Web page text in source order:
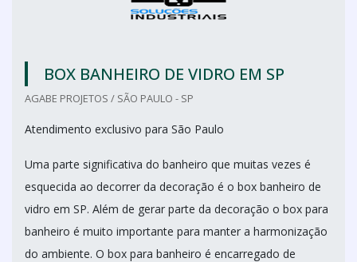
BOX BANHEIRO DE VIDRO EM SP
AGABE PROJETOS / SÃO PAULO - SP
Atendimento exclusivo para São Paulo
Uma parte significativa do banheiro que muitas vezes é
esquecida ao decorrer da decoração é o box banheiro de
vidro em SP. Além de gerar parte da decoração o box para
banheiro é muito importante para manter a harmonização
do ambiente. O box para banheiro é encarregado de